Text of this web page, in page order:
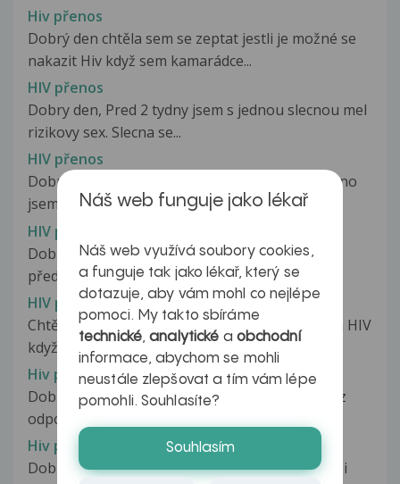
Hiv přenos
Dobrý den chtěla sem se zeptat jestli je možné se
nakazit Hiv když sem kamarádce...
HIV přenos
Dobry den, Pred 2 tydny jsem s jednou slecnou mel
rizikovy sex. Slecna se...
HIV přenos
Dobrý den, mám dotaz ohledně klíštěte. Nedávno
jsem na sobě našel živé, nepřisáté...
HIV přenos
Dobrý den,pred týdnem jsem.mel trhlinky na
předkožce ,již se celkem zahojili...
HIV přenos
Chtěla bych se zeptat, jestli se lze nakazit virem HIV
když se pijete ze stejné...
Hiv přenos
Dobrý den, mám dotaz na přenos hiv, protože z
odpovědí na jiné dotazy je to...
Hiv přenos
Dobrý den, chtěl sjem se zeptat. Měl jsem menši
Náš web funguje jako lékař
Náš web využívá soubory cookies,
a funguje tak jako lékař, který se
dotazuje, aby vám mohl co nejlépe
pomoci. My takto sbíráme
technické,analytické a obchodní
informace, abychom se mohli
neustále zlepšovat a tím vám lépe
pomohli. Souhlasíte?
Souhlasím